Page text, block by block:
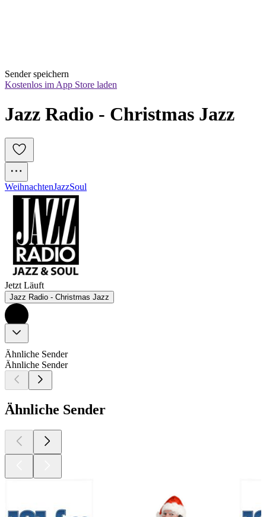
Sender speichern
Kostenlos im App Store laden
Jazz Radio - Christmas Jazz
WeihnachtenJazzSoul
Jetzt Läuft
Jazz Radio - Christmas Jazz
Ähnliche Sender
Ähnliche Sender
Ähnliche Sender